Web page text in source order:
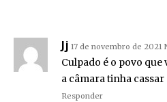
Jj 17 de novembro de 2021
Culpado é o povo que
a câmara tinha
Responder